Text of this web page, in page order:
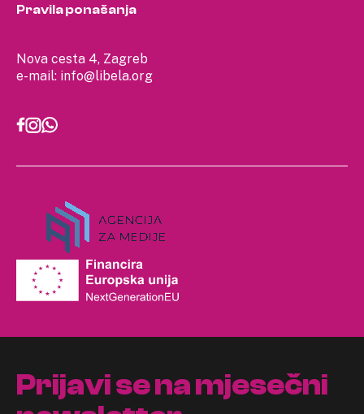
Nova cesta 4, Zagreb
e-mail: info@libela.org
Pravila ponašanja
Prijavi se na mjesečni